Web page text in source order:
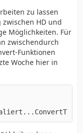
zu lassen
HD und
Möglichkeiten. Für
zwischendurch
Funktionen
Woche hier in